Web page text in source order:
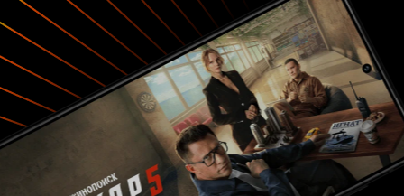
Идиллия. Психологическая драма ужаса
вызывает неподдельный интерес. Погружаясь в
фильм чувствуешь, что перед тобой ни какая-то
дешёвая аппликация, а полновесная работа с
чёткостью линий портретов, при всей
незатейливости сюжета. Своей простотой,
обыденностью, она удивляет. Семья вынесена
за рамки стен маленького мирка и тихий уют
её, сделан всеобщим достоянием. В тайну мы
проникаем. В чужую тайну за закрытыми
дверями нас впустили на полтора часа.